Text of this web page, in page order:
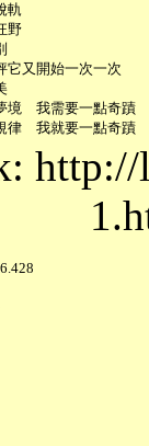
軌
野
又開始一次一次
　我需要一點奇蹟